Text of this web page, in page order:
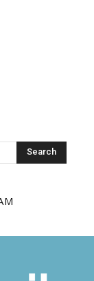
Search